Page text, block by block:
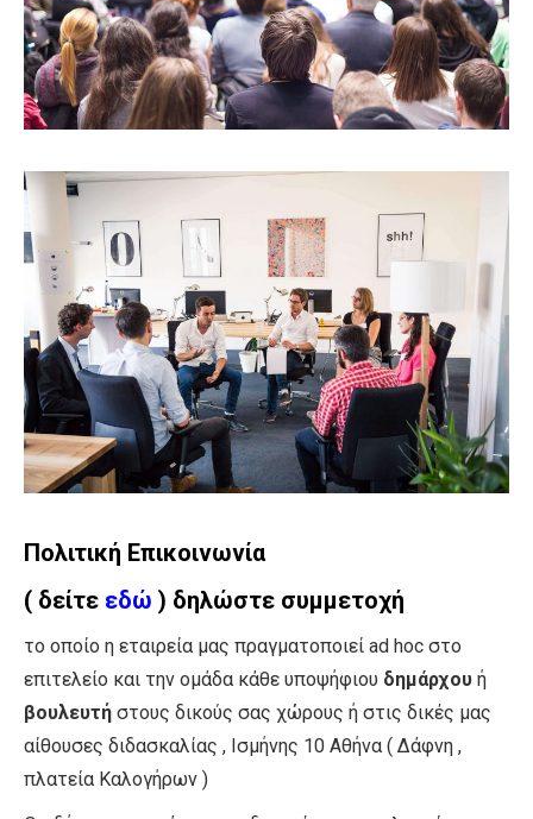
Πολιτική Επικοινωνία
( δείτε εδώ ) δηλώστε συμμετοχή
το οποίο η εταιρεία μας πραγματοποιεί ad hoc στο
επιτελείο και την ομάδα κάθε υποψήφιου δημάρχου ή
βουλευτή στους δικούς σας χώρους ή στις δικές μας
αίθουσες διδασκαλίας , Ισμήνης 10 Αθήνα ( Δάφνη ,
πλατεία Καλογήρων )